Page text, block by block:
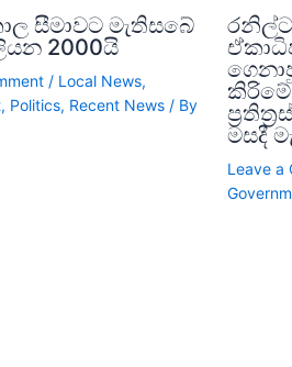
සීමාවට මැතිසබේ
2000යි
/ Local News,
, Politics, Recent News / By
මසදී
Leave a